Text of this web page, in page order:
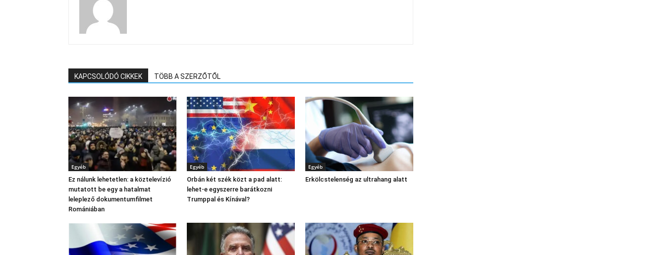
KAPCSOLÓDÓ CIKKEK TÖBB A SZERZŐTŐL
Egyéb
Ez nálunk lehetetlen: a köztelevízió
mutatott be egy a hatalmat
leleplező dokumentumfilmet
Romániában
Egyéb
Orbán két szék közt a pad alatt:
lehet-e egyszerre barátkozni
Trumppal és Kínával?
Egyéb
Erkölcstelenség az ultrahang alatt